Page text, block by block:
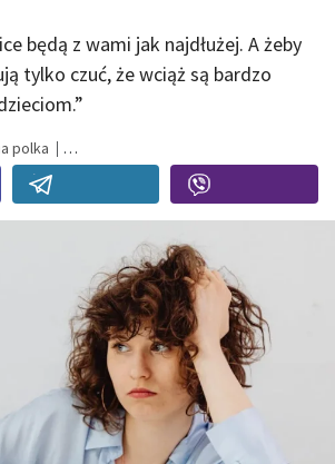
będą z wami jak najdłużej. A żeby
tylko czuć, że wciąż są bardzo
polka